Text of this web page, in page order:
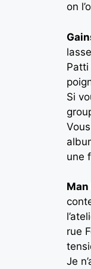
on
Si
une
rue
Je